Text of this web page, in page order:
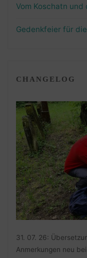
Vom Koschatn und
Gedenkfeier für
CHANGELOG
31. 07. 26:
Anmerkungen neu bei